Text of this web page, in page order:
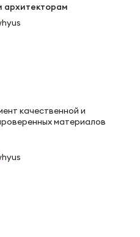
архитекторам
качественной и
материалов